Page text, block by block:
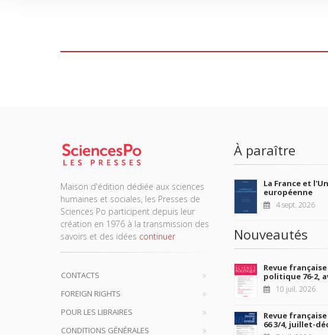
Maison d'édition dédiée aux sciences
humaines et sociales, les Presses de
Sciences Po participent depuis leur
création en 1976 à la transmission des
savoirs et des idées continuer
CONTACTS
FOREIGN RIGHTS
POUR LES LIBRAIRES
CONDITIONS GÉNÉRALES
À paraître
La France et
européenne
4 sept. 2026
Nouveautés
Revue
politique 76-2,
10 juil. 2026
Revue
66 3/4, juillet-